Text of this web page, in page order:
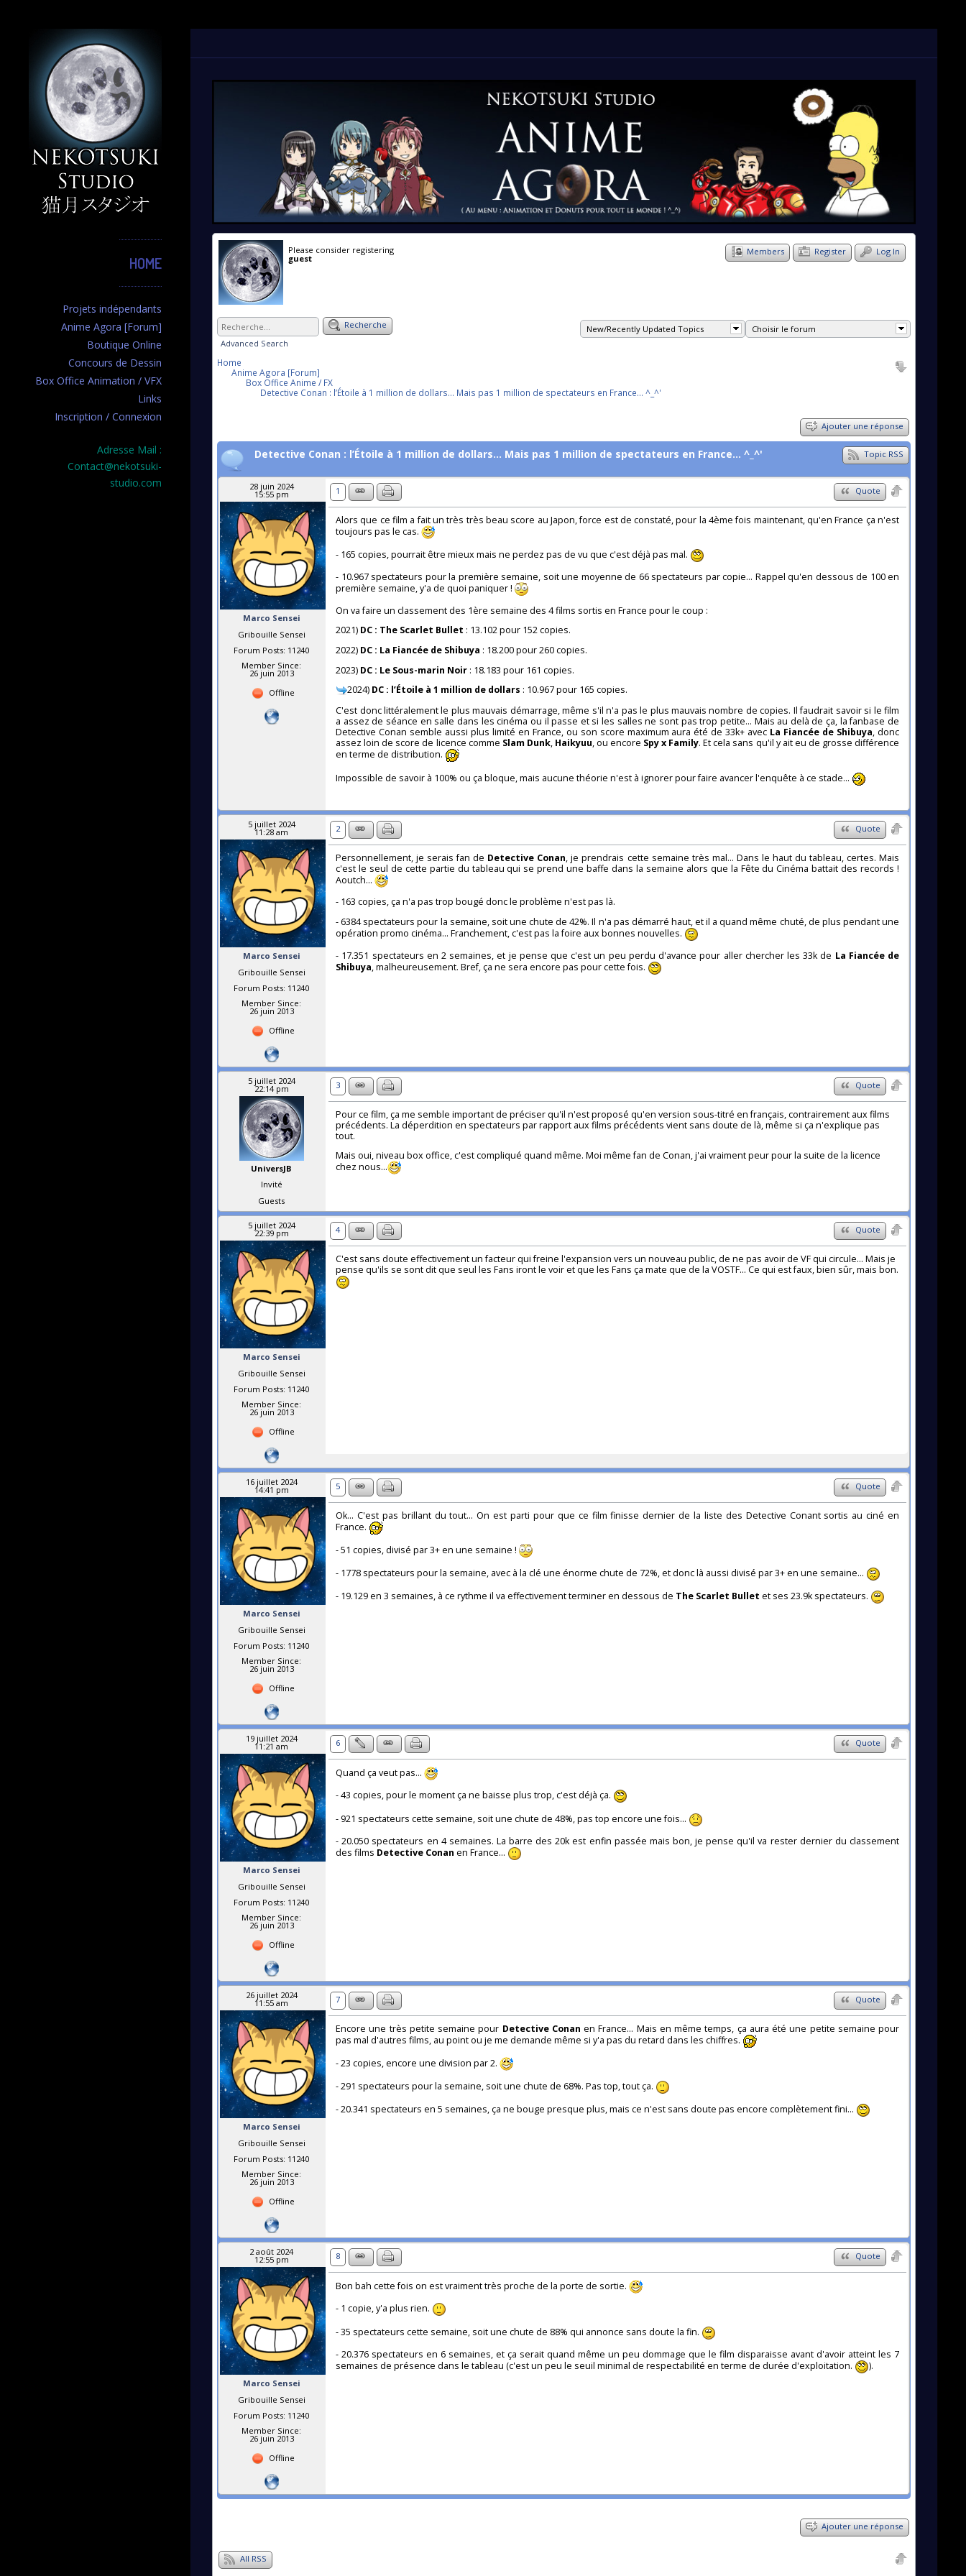
HOME
Projets indépendants
Anime Agora [Forum]
Boutique Online
Concours de Dessin
Box Office Animation / VFX
Links
Inscription / Connexion
Adresse Mail :
Contact@nekotsuki-
studio.com
Please consider registering
guest
Log In
Register
Members
Choisir le forum
New/Recently Updated Topics
Recherche
Advanced Search
Home
Anime Agora [Forum]
Box Office Anime / FX
Detective Conan : l’Étoile à 1 million de dollars... Mais pas 1 million de spectateurs en France... ^_^'
Ajouter une réponse
Topic RSS
Detective Conan : l’Étoile à 1 million de dollars... Mais pas 1 million de spectateurs en France... ^_^'
28 juin 2024
15:55 pm
Marco Sensei
Gribouille Sensei
Forum Posts: 11240
Member Since:
26 juin 2013
Offline
1 Quote
Alors que ce film a fait un très très beau score au Japon, force est de constaté, pour la 4ème fois maintenant, qu'en France ça n'est
toujours pas le cas.
- 165 copies, pourrait être mieux mais ne perdez pas de vu que c'est déjà pas mal.
- 10.967 spectateurs pour la première semaine, soit une moyenne de 66 spectateurs par copie... Rappel qu'en dessous de 100 en
première semaine, y'a de quoi paniquer !
On va faire un classement des 1ère semaine des 4 films sortis en France pour le coup :
2021) DC : The Scarlet Bullet : 13.102 pour 152 copies.
2022) DC : La Fiancée de Shibuya : 18.200 pour 260 copies.
2023) DC : Le Sous-marin Noir : 18.183 pour 161 copies.
2024) DC : l’Étoile à 1 million de dollars : 10.967 pour 165 copies.
C'est donc littéralement le plus mauvais démarrage, même s'il n'a pas le plus mauvais nombre de copies. Il faudrait savoir si le film
a assez de séance en salle dans les cinéma ou il passe et si les salles ne sont pas trop petite... Mais au delà de ça, la fanbase de
Detective Conan semble aussi plus limité en France, ou son score maximum aura été de 33k+ avec La Fiancée de Shibuya, donc
assez loin de score de licence comme Slam Dunk, Haikyuu, ou encore Spy x Family. Et cela sans qu'il y ait eu de grosse différence
en terme de distribution.
Impossible de savoir à 100% ou ça bloque, mais aucune théorie n'est à ignorer pour faire avancer l'enquête à ce stade...
5 juillet 2024
11:28 am
Marco Sensei
Gribouille Sensei
Forum Posts: 11240
Member Since:
26 juin 2013
Offline
2 Quote
Personnellement, je serais fan de Detective Conan, je prendrais cette semaine très mal... Dans le haut du tableau, certes. Mais
c'est le seul de cette partie du tableau qui se prend une baffe dans la semaine alors que la Fête du Cinéma battait des records !
Aoutch...
- 163 copies, ça n'a pas trop bougé donc le problème n'est pas là.
- 6384 spectateurs pour la semaine, soit une chute de 42%. Il n'a pas démarré haut, et il a quand même chuté, de plus pendant une
opération promo cinéma... Franchement, c'est pas la foire aux bonnes nouvelles.
- 17.351 spectateurs en 2 semaines, et je pense que c'est un peu perdu d'avance pour aller chercher les 33k de La Fiancée de
Shibuya, malheureusement. Bref, ça ne sera encore pas pour cette fois.
5 juillet 2024
22:14 pm
UniversJB
Invité
Guests
3 Quote
Pour ce film, ça me semble important de préciser qu'il n'est proposé qu'en version sous-titré en français, contrairement aux films
précédents. La déperdition en spectateurs par rapport aux films précédents vient sans doute de là, même si ça n'explique pas
tout.
Mais oui, niveau box office, c'est compliqué quand même. Moi même fan de Conan, j'ai vraiment peur pour la suite de la licence
chez nous...
5 juillet 2024
22:39 pm
Marco Sensei
Gribouille Sensei
Forum Posts: 11240
Member Since:
26 juin 2013
Offline
4 Quote
C'est sans doute effectivement un facteur qui freine l'expansion vers un nouveau public, de ne pas avoir de VF qui circule... Mais je
pense qu'ils se sont dit que seul les Fans iront le voir et que les Fans ça mate que de la VOSTF... Ce qui est faux, bien sûr, mais bon.
16 juillet 2024
14:41 pm
Marco Sensei
Gribouille Sensei
Forum Posts: 11240
Member Since:
26 juin 2013
Offline
5 Quote
Ok... C'est pas brillant du tout... On est parti pour que ce film finisse dernier de la liste des Detective Conant sortis au ciné en
France.
- 51 copies, divisé par 3+ en une semaine !
- 1778 spectateurs pour la semaine, avec à la clé une énorme chute de 72%, et donc là aussi divisé par 3+ en une semaine...
- 19.129 en 3 semaines, à ce rythme il va effectivement terminer en dessous de The Scarlet Bullet et ses 23.9k spectateurs.
19 juillet 2024
11:21 am
Marco Sensei
Gribouille Sensei
Forum Posts: 11240
Member Since:
26 juin 2013
Offline
6 Quote
Quand ça veut pas...
- 43 copies, pour le moment ça ne baisse plus trop, c'est déjà ça.
- 921 spectateurs cette semaine, soit une chute de 48%, pas top encore une fois...
- 20.050 spectateurs en 4 semaines. La barre des 20k est enfin passée mais bon, je pense qu'il va rester dernier du classement
des films Detective Conan en France...
26 juillet 2024
11:55 am
Marco Sensei
Gribouille Sensei
Forum Posts: 11240
Member Since:
26 juin 2013
Offline
7 Quote
Encore une très petite semaine pour Detective Conan en France... Mais en même temps, ça aura été une petite semaine pour
pas mal d'autres films, au point ou je me demande même si y'a pas du retard dans les chiffres.
- 23 copies, encore une division par 2.
- 291 spectateurs pour la semaine, soit une chute de 68%. Pas top, tout ça.
- 20.341 spectateurs en 5 semaines, ça ne bouge presque plus, mais ce n'est sans doute pas encore complètement fini...
2 août 2024
12:55 pm
Marco Sensei
Gribouille Sensei
Forum Posts: 11240
Member Since:
26 juin 2013
Offline
8 Quote
Bon bah cette fois on est vraiment très proche de la porte de sortie.
- 1 copie, y'a plus rien.
- 35 spectateurs cette semaine, soit une chute de 88% qui annonce sans doute la fin.
- 20.376 spectateurs en 6 semaines, et ça serait quand même un peu dommage que le film disparaisse avant d'avoir atteint les 7
semaines de présence dans le tableau (c'est un peu le seuil minimal de respectabilité en terme de durée d'exploitation.
).
Ajouter une réponse
All RSS